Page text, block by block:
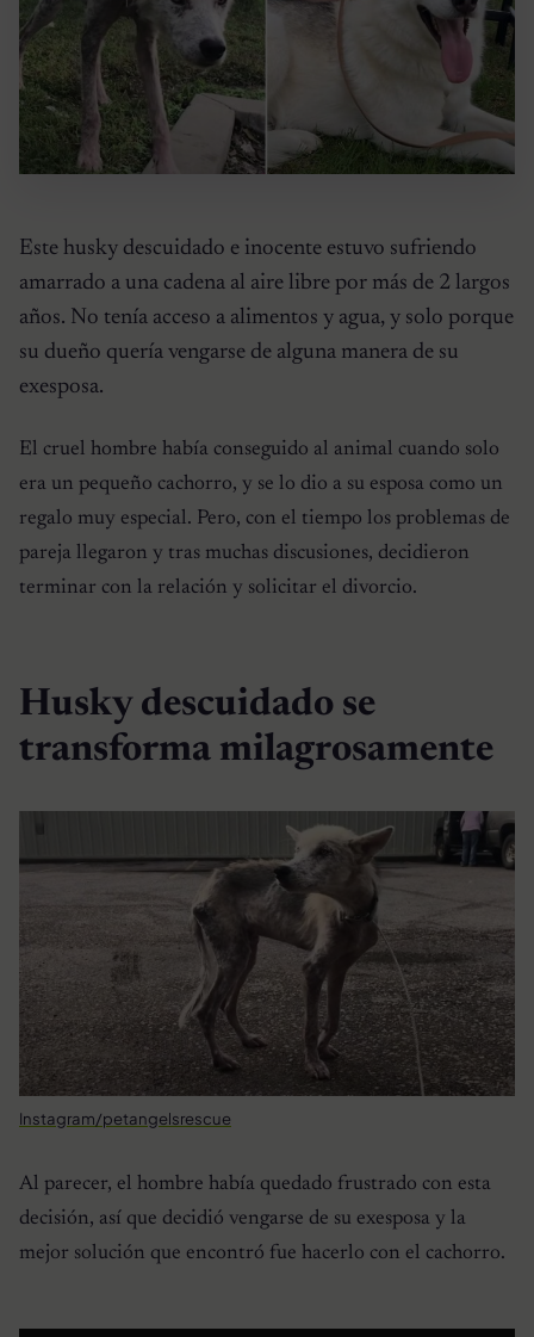
Este husky descuidado e inocente estuvo sufriendo
amarrado a una cadena al aire libre por más de 2 largos
años. No tenía acceso a alimentos y agua, y solo porque
su dueño quería vengarse de alguna manera de su
exesposa.
El cruel hombre había conseguido al animal cuando solo
era un pequeño cachorro, y se lo dio a su esposa como un
regalo muy especial. Pero, con el tiempo los problemas de
pareja llegaron y tras muchas discusiones, decidieron
terminar con la relación y solicitar el divorcio.
Husky descuidado se
transforma milagrosamente
Instagram/petangelsrescue
Al parecer, el hombre había quedado frustrado con esta
decisión, así que decidió vengarse de su exesposa y la
mejor solución que encontró fue hacerlo con el cachorro.